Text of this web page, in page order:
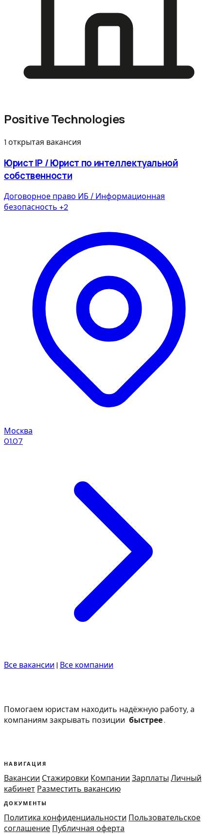
Positive Technologies
1 открытая вакансия
Юрист IP / Юрист по интеллектуальной
собственности
Договорное право ИБ / Информационная
безопасность +2
Москва
01.07
Все вакансии | Все компании
Помогаем юристам находить надёжную работу, а
компаниям закрывать позиции быстрее.
НАВИГАЦИЯ
Вакансии Стажировки Компании Зарплаты Личный
кабинет Разместить вакансию
ДОКУМЕНТЫ
Политика конфиденциальности Пользовательское
соглашение Публичная оферта